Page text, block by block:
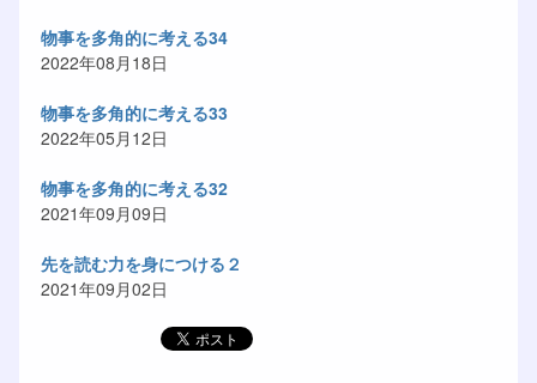
物事を多角的に考える34
2022年08月18日
物事を多角的に考える33
2022年05月12日
物事を多角的に考える32
2021年09月09日
先を読む力を身につける２
2021年09月02日